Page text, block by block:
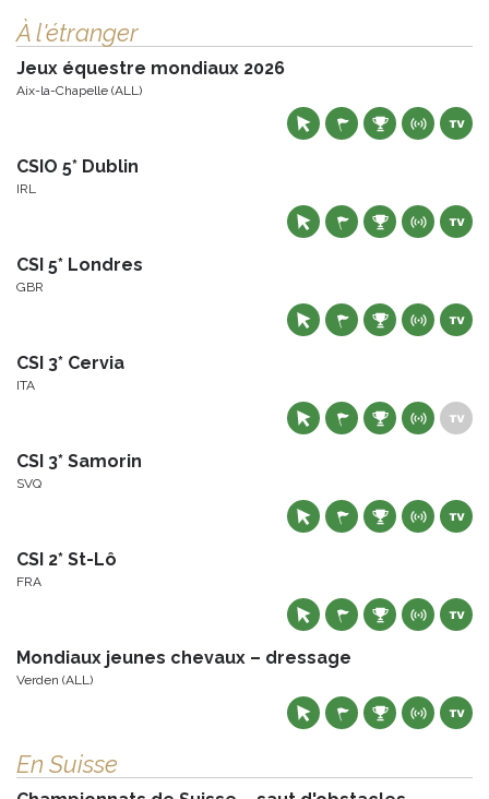
À l'étranger
Jeux équestre mondiaux 2026
Aix-la-Chapelle (ALL)
CSIO 5* Dublin
IRL
CSI 5* Londres
GBR
CSI 3* Cervia
ITA
CSI 3* Samorin
SVQ
CSI 2* St-Lô
FRA
Mondiaux jeunes chevaux – dressage
Verden (ALL)
En Suisse